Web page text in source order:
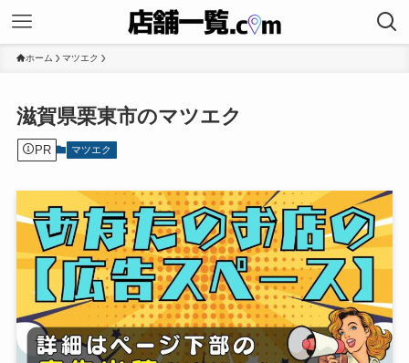
ホーム マツエク
滋賀県栗東市のマツエク
PR マツエク